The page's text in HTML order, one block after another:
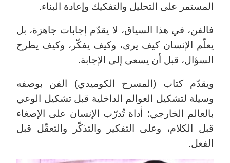
المستمر على التحليل والتفكيك وإعادة البناء.
فالفن، في هذا السياق، لا يقدّم إجابات جاهزة، بل
يعلّم الإنسان كيف يرى، وكيف يفكّر، وكيف يطرح
السؤال، قبل أن يسعى إلى الإجابة.
ويقدّم كتاب (المسرح الكوميدي) الفن بوصفه
وسيلة لتشكيل العوالم الداخلية قبل تشكيل الوعي
بالعالم الخارجي؛ أداة تُدرّب الإنسان على الإصغاء
قبل الكلام، وعلى التفكير والتذكّر والتعقّل قبل
الفعل.